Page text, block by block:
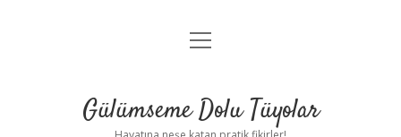
Anasayfa
Yasal Uyarı
menüyü
Gülümseme Dolu Tüyolar